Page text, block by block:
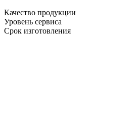
Качество продукции
Уровень сервиса
Срок изготовления